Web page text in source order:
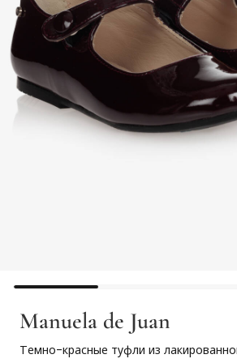
Manuela de Juan
Темно-красные туфли из